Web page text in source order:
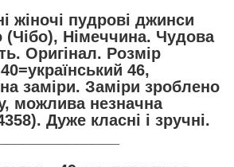
жіночі пудрові джинси
(Чібо), Німеччина. Чудова
Оригінал. Розмір
46,
заміри. Заміри зроблено
можлива незначна
Дуже класні і зручні.